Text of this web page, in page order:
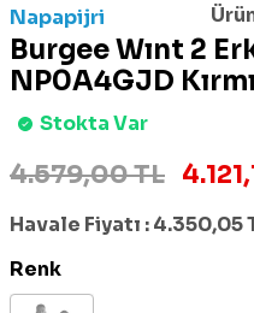
Napapijri
Burgee Wınt 2
NP0A4GJD
Stokta Var
4.579,00 TL
Havale Fiyatı :4.350,05
Renk